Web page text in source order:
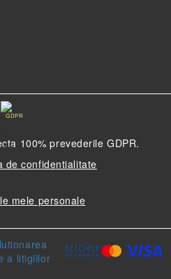
GDPR
100% prevederile GDPR.
de confidentialitate
mele personale